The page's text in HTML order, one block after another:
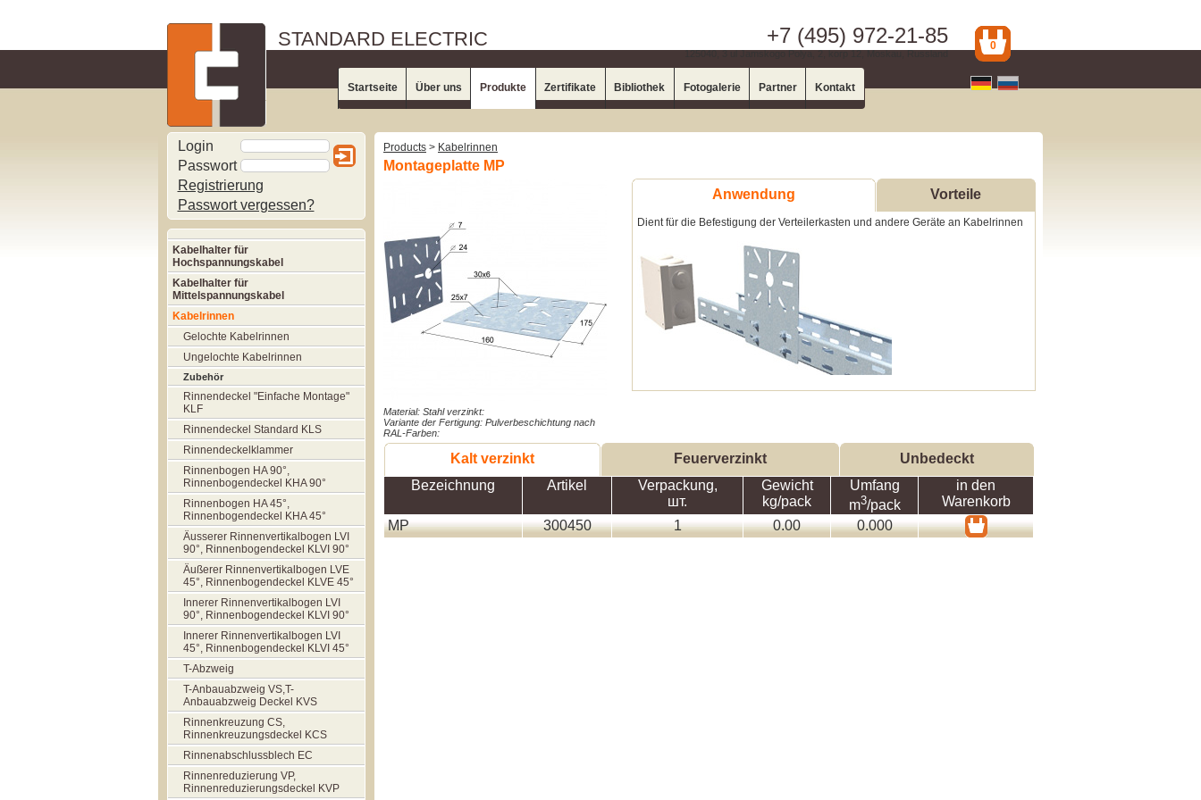
STANDARD ELECTRIC +7 (495) 972-21-85
125040, 3 ul Jamskogo Polya, 2, korp 12, Moskau, Russland
0
Startseite Über uns Produkte Zertifikate Bibliothek Fotogalerie Partner Kontakt
Login
Passwort
Registrierung
Passwort vergessen?
Kabelhalter für
Hochspannungskabel
Kabelhalter für
Mittelspannungskabel
Kabelrinnen
Gelochte Kabelrinnen
Ungelochte Kabelrinnen
Zubehör
Rinnendeckel "Einfache Montage"
KLF
Rinnendeckel Standard KLS
Rinnendeckelklammer
Rinnenbogen HA 90°,
Rinnenbogendeckel KHA 90°
Rinnenbogen HA 45°,
Rinnenbogendeckel KHA 45°
Äusserer Rinnenvertikalbogen LVI
90°, Rinnenbogendeckel KLVI 90°
Äußerer Rinnenvertikalbogen LVE
45°, Rinnenbogendeckel KLVE 45°
Innerer Rinnenvertikalbogen LVI
90°, Rinnenbogendeckel KLVI 90°
Innerer Rinnenvertikalbogen LVI
45°, Rinnenbogendeckel KLVI 45°
T-Abzweig
T-Anbauabzweig VS,T-
Anbauabzweig Deckel KVS
Rinnenkreuzung CS,
Rinnenkreuzungsdeckel KCS
Rinnenabschlussblech EC
Rinnenreduzierung VP,
Rinnenreduzierungsdeckel KVP
Products > Kabelrinnen
Montageplatte MP
Material: Stahl verzinkt:
Variante der Fertigung: Pulverbeschichtung nach
RAL-Farben:
Anwendung Vorteile
Dient für die Befestigung der Verteilerkasten und andere Geräte an Kabelrinnen
Kalt verzinkt Feuerverzinkt
Unbedeckt
Bezeichnung
Artikel
Verpackung,
шт.
Gewicht
kg/pack
Umfang
m3/pack
in den
Warenkorb
MP
300450 1 0.00 0.000